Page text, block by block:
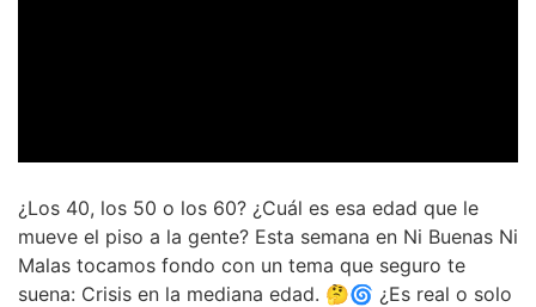
¿Los 40, los 50 o los 60? ¿Cuál es esa edad que le
mueve el piso a la gente? Esta semana en Ni Buenas Ni
Malas tocamos fondo con un tema que seguro te
suena: Crisis en la mediana edad. 🤔🌀 ¿Es real o solo